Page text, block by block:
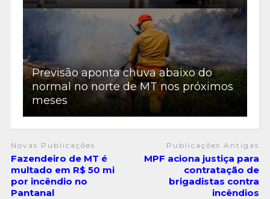
Previsão aponta chuva abaixo do
normal no norte de MT nos próximos
meses
Novas Publicações
Fazendeiro de MT é
multado em R$ 50 mi
por incêndio no
Pantanal
Publicações Antigas
MPF aciona justiça para
contratação de
brigadistas contra
incêndios